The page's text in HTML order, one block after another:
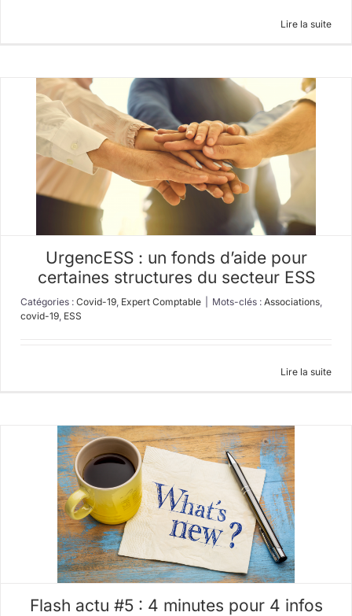
Lire la suite
UrgencESS : un fonds d’aide pour
certaines structures du secteur ESS
Catégories : Covid-19, Expert Comptable Mots-clés : Associations,
covid-19, ESS
Lire la suite
Flash actu #5 : 4 minutes pour 4 infos